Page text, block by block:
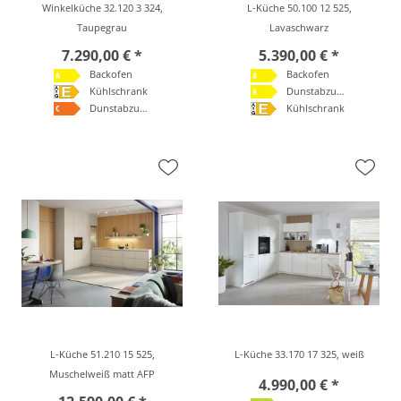
Winkelküche 32.120 3 324,
Taupegrau
7.290,00 € *
Backofen
Kühlschrank
Dunstabzugshaube
L-Küche 50.100 12 525,
Lavaschwarz
5.390,00 € *
Backofen
Dunstabzugshaube
Kühlschrank
L-Küche 51.210 15 525,
Muschelweiß matt AFP
L-Küche 33.170 17 325, weiß
4.990,00 € *